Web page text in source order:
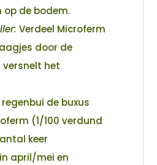
op de bodem.
Verdeel Microferm
door de
het
regenbui de buxus
(1/100 verdund
keer
april/mei en